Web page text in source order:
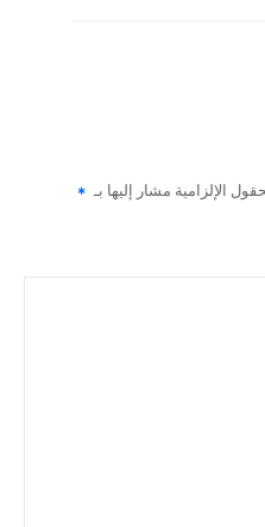
الإلزامية مشار إليها بـ